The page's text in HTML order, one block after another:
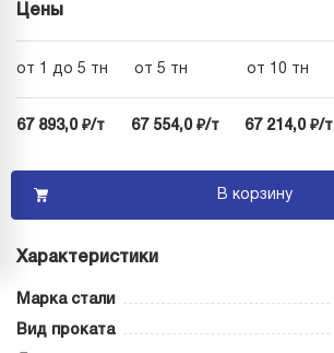
Цены
от 1 до 5 тн от 5 тн от 10 тн
67 893,0 ₽/т 67 554,0 ₽/т 67 214,0 ₽/т
В корзину
Характеристики
Марка стали
Вид проката